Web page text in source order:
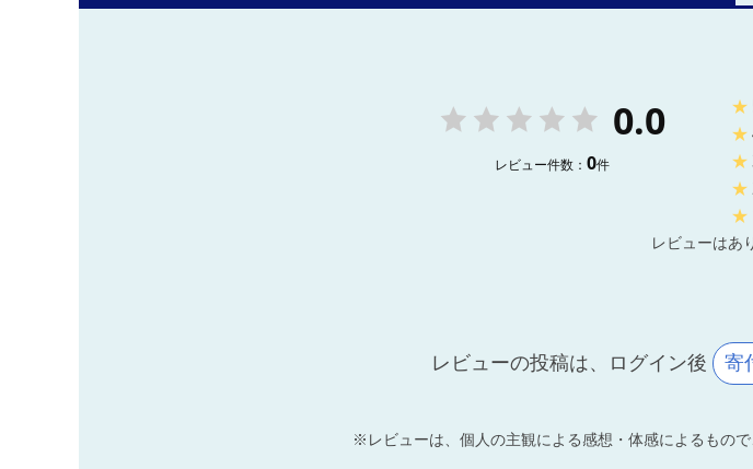
0.0
レビュー件数： 0件
★
★
★
★
★
レビューはあ
レビューの投稿は、ログイン後 寄
※レビューは、個人の主観による感想・体感によるもの